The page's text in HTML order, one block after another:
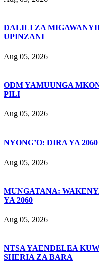
DALILI ZA
UPINZANI
Aug 05, 2026
ODM YAMUUNGA
PILI
Aug 05, 2026
NYONG’O: DIRA YA
Aug 05, 2026
MUNGATANA:
YA 2060
Aug 05, 2026
NTSA YAENDELEA
SHERIA ZA BARA